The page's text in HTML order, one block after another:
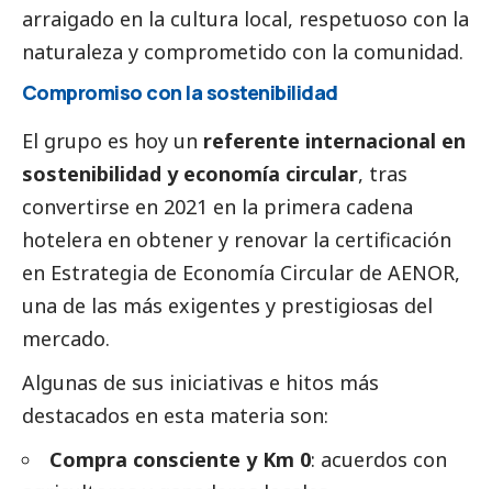
arraigado en la cultura local, respetuoso con la
naturaleza y comprometido con la comunidad.
Compromiso con la sostenibilidad
El grupo es hoy un referente internacional en
sostenibilidad y economía circular, tras
convertirse en 2021 en la primera cadena
hotelera en obtener y renovar la certificación
en Estrategia de Economía Circular de AENOR,
una de las más exigentes y prestigiosas del
mercado.
Algunas de sus iniciativas e hitos más
destacados en esta materia son:
Compra consciente y Km 0: acuerdos con